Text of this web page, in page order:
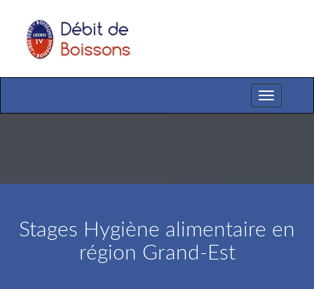
Toggle
navigation
Stages Hygiène alimentaire en
région Grand-Est